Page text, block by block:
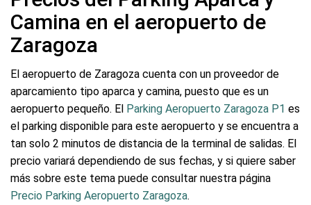
Camina en el aeropuerto de
Zaragoza
El aeropuerto de Zaragoza cuenta con un proveedor de
aparcamiento tipo aparca y camina, puesto que es un
aeropuerto pequeño. El Parking Aeropuerto Zaragoza P1 es
el parking disponible para este aeropuerto y se encuentra a
tan solo 2 minutos de distancia de la terminal de salidas. El
precio variará dependiendo de sus fechas, y si quiere saber
más sobre este tema puede consultar nuestra página
Precio Parking Aeropuerto Zaragoza.